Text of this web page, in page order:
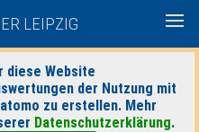
LEIPZIG
diese Website
der Nutzung mit
zu erstellen. Mehr
Datenschutzerklärung.